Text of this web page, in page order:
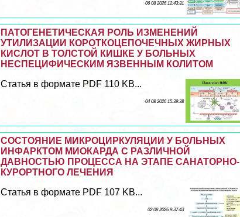
06 08 2026 12:43:31
ПАТОГЕНЕТИЧЕСКАЯ РОЛЬ ИЗМЕНЕНИЙ
УТИЛИЗАЦИИ КОРОТКОЦЕПОЧЕЧНЫХ ЖИРНЫХ
КИСЛОТ В ТОЛСТОЙ КИШКЕ У БОЛЬНЫХ
НЕСПЕЦИФИЧЕСКИМ ЯЗВЕННЫМ КОЛИТОМ
Статья в формате PDF 110 KB...
04 08 2026 15:39:38
СОСТОЯНИЕ МИКРОЦИРКУЛЯЦИИ У БОЛЬНЫХ
ИНФАРКТОМ МИОКАРДА С РАЗЛИЧНОЙ
ДАВНОСТЬЮ ПРОЦЕССА НА ЭТАПЕ САНАТОРНО-
КУРОРТНОГО ЛЕЧЕНИЯ
Статья в формате PDF 107 KB...
02 08 2026 9:37:43